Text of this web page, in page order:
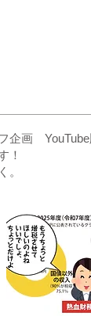
企画 YouTube
！
。